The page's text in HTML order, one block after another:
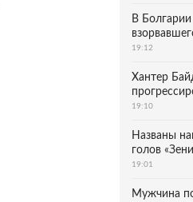
В
19:12
Хантер
19:10
Названы
голов
19:01
Мужчина